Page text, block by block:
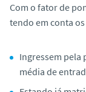
Com o fator de
tendo em conta
Ingressem pela
média de